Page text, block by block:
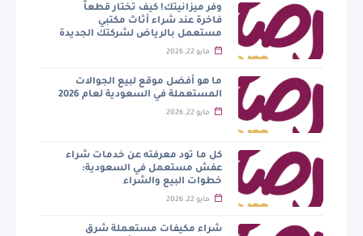
وفر ميزانيتك! كيف تختار قطعاً
فاخرة عند شراء أثاث مكتبي
مستعمل بالرياض لشركتك الجديدة
مايو 22, 2026
ما هو أفضل موقع لبيع الجوالات
المستعملة في السعودية لعام 2026
مايو 22, 2026
كل ما تود معرفته عن خدمات شراء
عفش مستعمل في السعودية:
خطوات البيع والشراء
مايو 22, 2026
شراء مكيفات مستعملة شرق